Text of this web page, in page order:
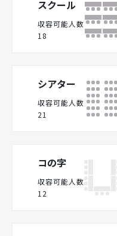
スクール
収容可能人数
18
シアター
収容可能人数
21
コの字
収容可能人数
12